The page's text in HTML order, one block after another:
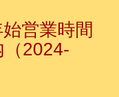
営業時間
2024-